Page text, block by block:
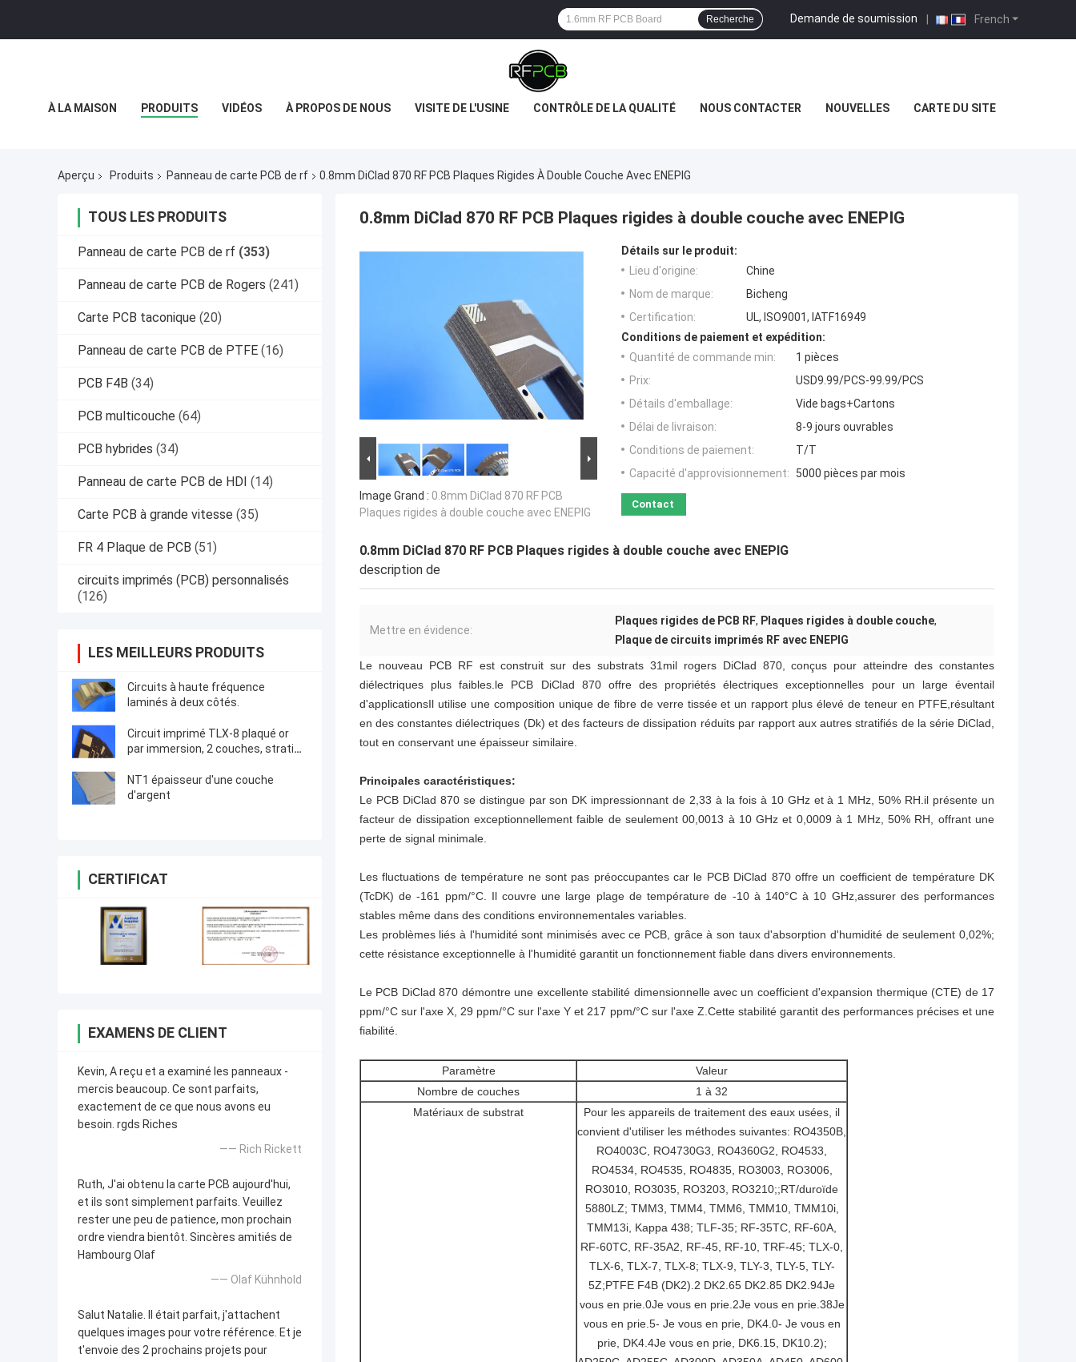
French
Demande de soumission |
Recherche
À LA MAISON PRODUITS VIDÉOS À PROPOS DE NOUS VISITE DE L'USINE CONTRÔLE DE LA QUALITÉ NOUS CONTACTER NOUVELLES CARTE DU SITE
Aperçu Produits Panneau de carte PCB de rf 0.8mm DiClad 870 RF PCB Plaques Rigides À Double Couche Avec ENEPIG
TOUS LES PRODUITS
Panneau de carte PCB de rf (353)
Panneau de carte PCB de Rogers (241)
Carte PCB taconique (20)
Panneau de carte PCB de PTFE (16)
PCB F4B (34)
PCB multicouche (64)
PCB hybrides (34)
Panneau de carte PCB de HDI (14)
Carte PCB à grande vitesse (35)
FR 4 Plaque de PCB (51)
circuits imprimés (PCB) personnalisés
(126)
LES MEILLEURS PRODUITS
Circuits à haute fréquence
laminés à deux côtés.
Circuit imprimé TLX-8 plaqué or
par immersion, 2 couches, stratifié
NT1 épaisseur d'une couche
d'argent
CERTIFICAT
EXAMENS DE CLIENT
Kevin, A reçu et a examiné les panneaux -
mercis beaucoup. Ce sont parfaits,
exactement de ce que nous avons eu
besoin. rgds Riches
—— Rich Rickett
Ruth, J'ai obtenu la carte PCB aujourd'hui,
et ils sont simplement parfaits. Veuillez
rester une peu de patience, mon prochain
ordre viendra bientôt. Sincères amitiés de
Hambourg Olaf
—— Olaf Kühnhold
Salut Natalie. Il était parfait, j'attachent
quelques images pour votre référence. Et je
t'envoie des 2 prochains projets pour
0.8mm DiClad 870 RF PCB Plaques rigides à double couche avec ENEPIG
Image Grand : 0.8mm DiClad 870 RF PCB
Plaques rigides à double couche avec ENEPIG
Détails sur le produit:
Lieu d'origine:
Chine
Nom de marque:
Bicheng
Certification:
UL, ISO9001, IATF16949
Conditions de paiement et expédition:
Quantité de commande min:
1 pièces
Prix:
USD9.99/PCS-99.99/PCS
Détails d'emballage:
Vide bags+Cartons
Délai de livraison:
8-9 jours ouvrables
Conditions de paiement:
T/T
Capacité d'approvisionnement:
5000 pièces par mois
Contact
0.8mm DiClad 870 RF PCB Plaques rigides à double couche avec ENEPIG
description de
Mettre en évidence:
Plaques rigides de PCB RF, Plaques rigides à double couche,
Plaque de circuits imprimés RF avec ENEPIG
Le nouveau PCB RF est construit sur des substrats 31mil rogers DiClad 870, conçus pour atteindre des constantes
diélectriques plus faibles.le PCB DiClad 870 offre des propriétés électriques exceptionnelles pour un large éventail
d'applicationsIl utilise une composition unique de fibre de verre tissée et un rapport plus élevé de teneur en PTFE,résultant
en des constantes diélectriques (Dk) et des facteurs de dissipation réduits par rapport aux autres stratifiés de la série DiClad,
tout en conservant une épaisseur similaire.
Principales caractéristiques:
Le PCB DiClad 870 se distingue par son DK impressionnant de 2,33 à la fois à 10 GHz et à 1 MHz, 50% RH.il présente un
facteur de dissipation exceptionnellement faible de seulement 00,0013 à 10 GHz et 0,0009 à 1 MHz, 50% RH, offrant une
perte de signal minimale.
Les fluctuations de température ne sont pas préoccupantes car le PCB DiClad 870 offre un coefficient de température DK
(TcDK) de -161 ppm/°C. Il couvre une large plage de température de -10 à 140°C à 10 GHz,assurer des performances
stables même dans des conditions environnementales variables.
Les problèmes liés à l'humidité sont minimisés avec ce PCB, grâce à son taux d'absorption d'humidité de seulement 0,02%;
cette résistance exceptionnelle à l'humidité garantit un fonctionnement fiable dans divers environnements.
Le PCB DiClad 870 démontre une excellente stabilité dimensionnelle avec un coefficient d'expansion thermique (CTE) de 17
ppm/°C sur l'axe X, 29 ppm/°C sur l'axe Y et 217 ppm/°C sur l'axe Z.Cette stabilité garantit des performances précises et une
fiabilité.
Paramètre
Valeur
Nombre de couches
1 à 32
Matériaux de substrat
Pour les appareils de traitement des eaux usées, il
convient d'utiliser les méthodes suivantes: RO4350B,
RO4003C, RO4730G3, RO4360G2, RO4533,
RO4534, RO4535, RO4835, RO3003, RO3006,
RO3010, RO3035, RO3203, RO3210;;RT/duroïde
5880LZ; TMM3, TMM4, TMM6, TMM10, TMM10i,
TMM13i, Kappa 438; TLF-35; RF-35TC, RF-60A,
RF-60TC, RF-35A2, RF-45, RF-10, TRF-45; TLX-0,
TLX-6, TLX-7, TLX-8; TLX-9, TLY-3, TLY-5, TLY-
5Z;PTFE F4B (DK2).2 DK2.65 DK2.85 DK2.94Je
vous en prie.0Je vous en prie.2Je vous en prie.38Je
vous en prie.5- Je vous en prie, DK4.0- Je vous en
prie, DK4.4Je vous en prie, DK6.15, DK10.2);